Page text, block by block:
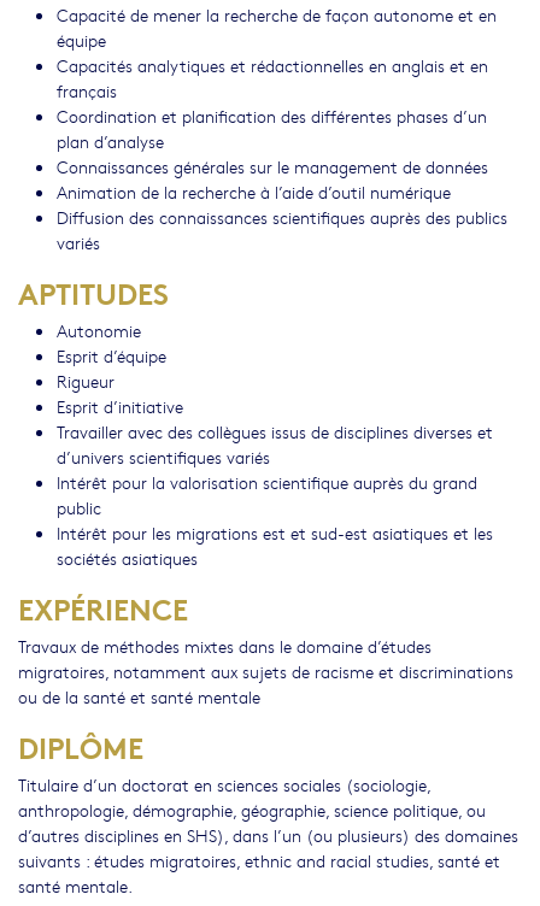
Capacité de mener la recherche de façon autonome et en
équipe
Capacités analytiques et rédactionnelles en anglais et en
français
Coordination et planification des différentes phases d’un
plan d’analyse
Connaissances générales sur le management de données
Animation de la recherche à l’aide d’outil numérique
Diffusion des connaissances scientifiques auprès des publics
variés
APTITUDES
Autonomie
Esprit d’équipe
Rigueur
Esprit d’initiative
Travailler avec des collègues issus de disciplines diverses et
d’univers scientifiques variés
Intérêt pour la valorisation scientifique auprès du grand
public
Intérêt pour les migrations est et sud-est asiatiques et les
sociétés asiatiques
EXPÉRIENCE
Travaux de méthodes mixtes dans le domaine d’études
migratoires, notamment aux sujets de racisme et discriminations
ou de la santé et santé mentale
DIPLÔME
Titulaire d’un doctorat en sciences sociales (sociologie,
anthropologie, démographie, géographie, science politique, ou
d’autres disciplines en SHS), dans l’un (ou plusieurs) des domaines
suivants : études migratoires, ethnic and racial studies, santé et
santé mentale.